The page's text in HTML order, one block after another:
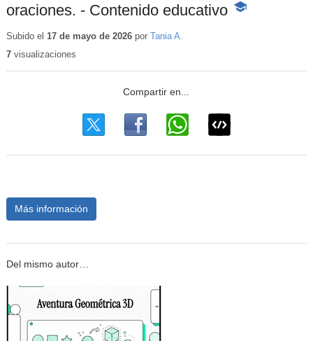
oraciones. - Contenido educativo -
Subido el 17 de mayo de 2026por Tania A.
7visualizaciones
Más información
Del mismo autor…